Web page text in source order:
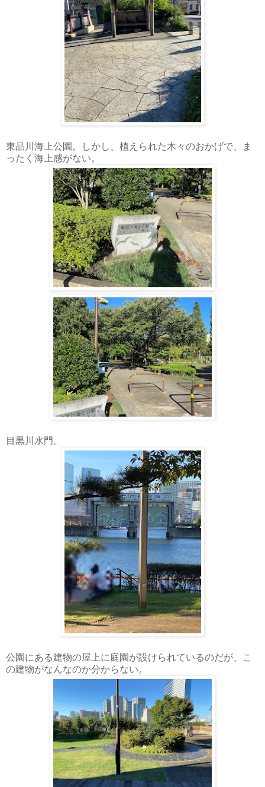
東品川海上公園。しかし、植えられた木々のおかげで、ま
ったく海上感がない。
目黒川水門。
公園にある建物の屋上に庭園が設けられているのだが、こ
の建物がなんなのか分からない。